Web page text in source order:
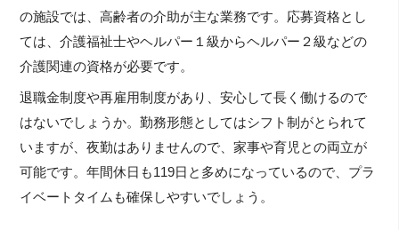
の施設では、高齢者の介助が主な業務です。応募資格とし
ては、介護福祉士やヘルパー１級からヘルパー２級などの
介護関連の資格が必要です。
退職金制度や再雇用制度があり、安心して長く働けるので
はないでしょうか。勤務形態としてはシフト制がとられて
いますが、夜勤はありませんので、家事や育児との両立が
可能です。年間休日も119日と多めになっているので、プラ
イベートタイムも確保しやすいでしょう。